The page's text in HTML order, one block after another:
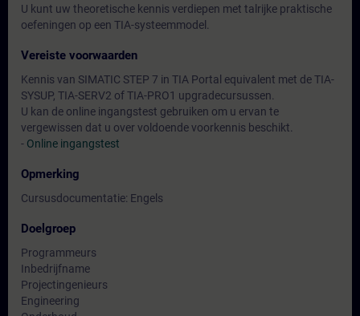
U kunt uw theoretische kennis verdiepen met talrijke praktische
oefeningen op een TIA-systeemmodel.
Vereiste voorwaarden
Kennis van SIMATIC STEP 7 in TIA Portal equivalent met de TIA-
SYSUP, TIA-SERV2 of TIA-PRO1 upgradecursussen.
U kan de online ingangstest gebruiken om u ervan te
vergewissen dat u over voldoende voorkennis beschikt.
- Online ingangstest
Opmerking
Cursusdocumentatie: Engels
Doelgroep
Programmeurs
Inbedrijfname
Projectingenieurs
Engineering